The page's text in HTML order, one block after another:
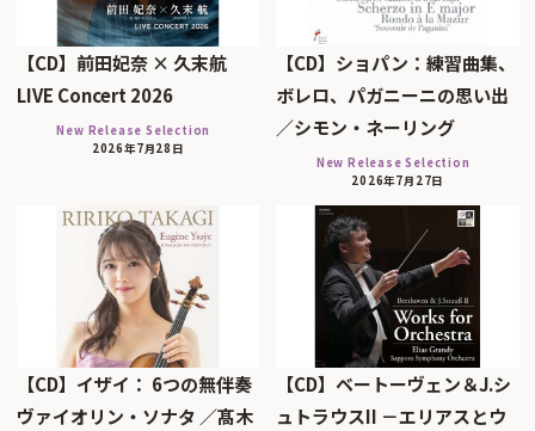
【CD】前田妃奈 × 久末航
LIVE Concert 2026
New Release Selection
2026年7月28日
【CD】ショパン：練習曲集、
ボレロ、パガニーニの思い出
／シモン・ネーリング
New Release Selection
2026年7月27日
【CD】イザイ： 6つの無伴奏
ヴァイオリン・ソナタ ／髙木
【CD】ベートーヴェン＆J.シ
ュトラウスII －エリアスとウ